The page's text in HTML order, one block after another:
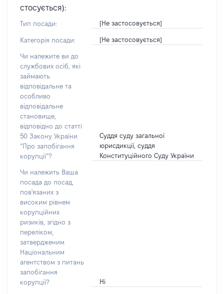
стосується):
Тип посади: [Не застосовується]
Категорія посади: [Не застосовується]
Чи належите ви до
службових осіб, які
займають
відповідальне та
особливо
відповідальне
становище,
відповідно до статті
50 Закону України
“Про запобігання
корупції”?
Суддя суду загальної
юрисдикції, суддя
Конституційного Суду України
Чи належить Ваша
посада до посад,
пов'язаних з
високим рівнем
корупційних
ризиків, згідно з
переліком,
затвердженим
Національним
агентством з питань
запобігання
корупції?
Ні